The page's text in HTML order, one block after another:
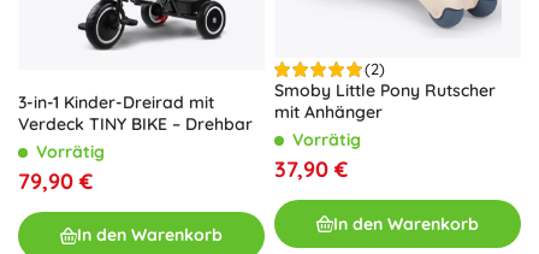
3-in-1 Kinder-Dreirad mit
Verdeck TINY BIKE – Drehbar
Vorrätig
79,90 €
In den Warenkorb
(2)
Smoby Little Pony Rutscher
mit Anhänger
Vorrätig
37,90 €
In den Warenkorb